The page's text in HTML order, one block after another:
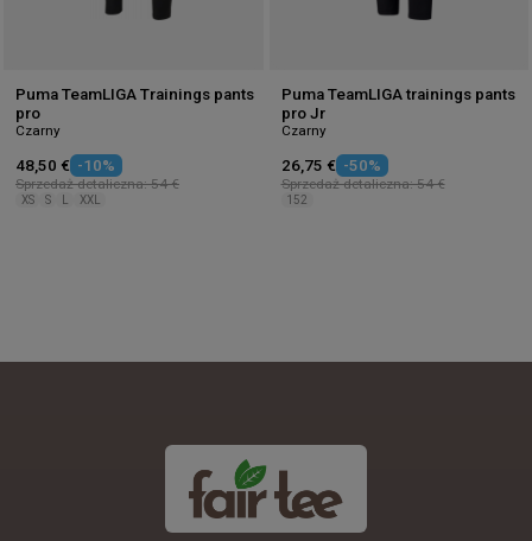
Puma TeamLIGA Trainings pants
pro
Czarny
48,50 € -10%
Sprzedaż detaliczna: 54 €
XS S XXL
Puma TeamLIGA trainings pants
pro Jr
Czarny
26,75 € -50%
Sprzedaż detaliczna: 54 €
152